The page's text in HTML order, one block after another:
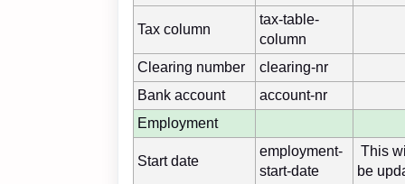
Tax column
tax-table-
column
Clearing number
clearing-nr
Bank account
account-nr
Employment
Start date
employment-
start-date
This
be